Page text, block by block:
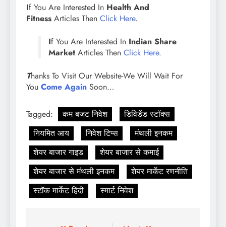
If You Are Interested In Health And
Fitness Articles Then Click Here.
If You Are Interested In Indian Share
Market Articles Then Click Here.
Thanks To Visit Our Website-We Will Wait For
You Come Again Soon…
Tagged: कम बजट निवेश
डिविडेंड स्टॉक्स
नियमित आय
निवेश टिप्स
मंथली इनकम
शेयर बाजार गाइड
शेयर बाजार से कमाई
शेयर बाजार से मंथली इनकम
शेयर मार्केट रणनीति
स्टॉक मार्केट हिंदी
स्मार्ट निवेश